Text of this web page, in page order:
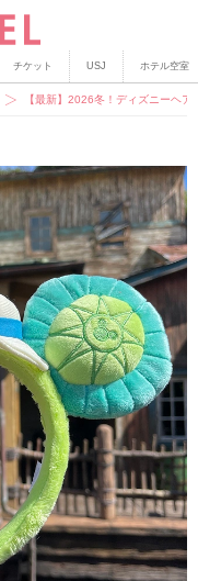
チケット USJ ホテル空室
【最新】2026冬！ディズニーヘア